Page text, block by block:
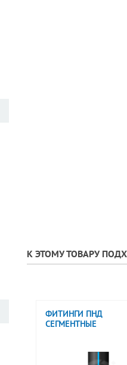
К ЭТОМУ ТОВАРУ
ФИТИНГИ ПНД
СЕГМЕНТНЫЕ